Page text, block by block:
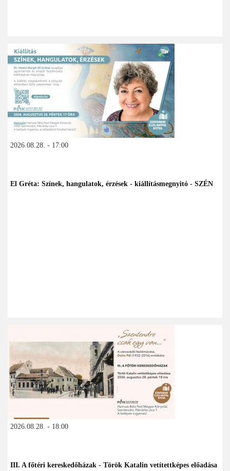
2026.08.28. - 17:00
El Gréta: Színek, hangulatok, érzések - kiállításmegnyitó - SZÉN
2026.08.28. - 18:00
III. A főtéri kereskedőházak - Török Katalin vetítettképes előadása